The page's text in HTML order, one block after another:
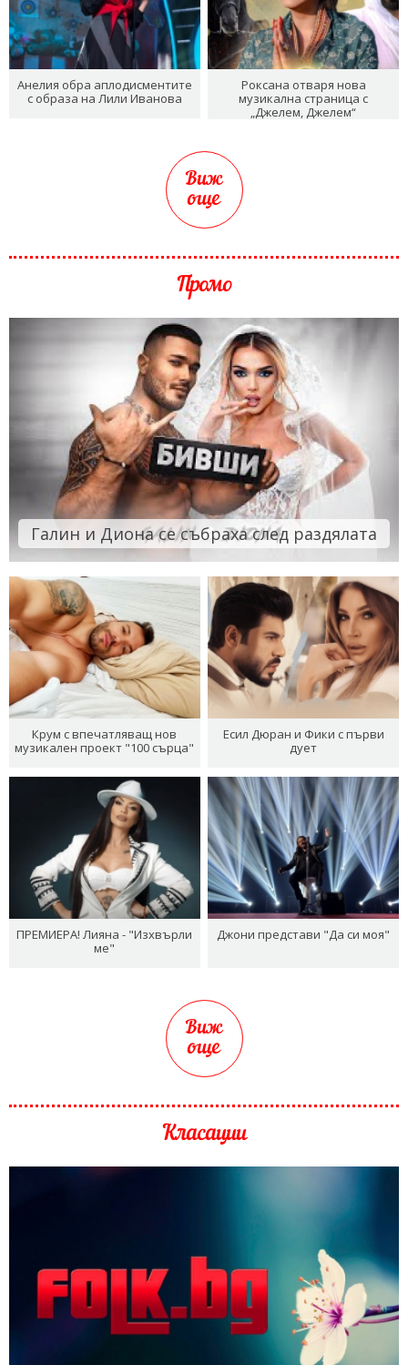
Анелия обра аплодисментите
с образа на Лили Иванова
Роксана отваря нова
музикална страница с
„Джелем, Джелем“
Виж
още
Промо
Галин и Диона се събраха след раздялата
Крум с впечатляващ нов
музикален проект "100 сърца"
Есил Дюран и Фики с първи
дует
ПРЕМИЕРА! Лияна - "Изхвърли
ме"
Джони представи "Да си моя"
Виж
още
Класации